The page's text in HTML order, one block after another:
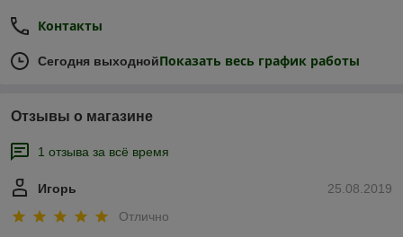
Контакты
Сегодня выходнойПоказать весь график работы
Отзывы о магазине
1 отзыва за всё время
25.08.2019
Игорь
Отлично